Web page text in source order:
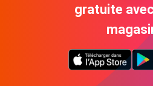
gratuite